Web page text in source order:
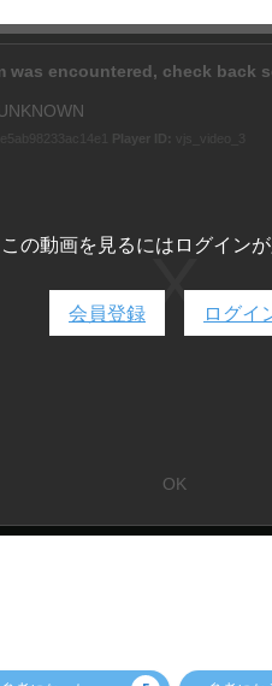
この動画を見るにはログイン
会員登録 ログイ